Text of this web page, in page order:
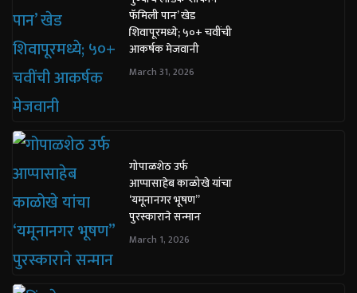
फॅमिली पान’ खेड
शिवापूरमध्ये; ५०+ चवींची
आकर्षक मेजवानी
March 31, 2026
गोपाळशेठ उर्फ
आप्पासाहेब काळोखे यांचा
‘यमूनानगर भूषण”
पुरस्काराने सन्मान
March 1, 2026